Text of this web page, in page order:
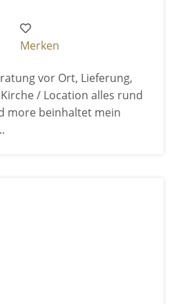
Merken
vor Ort, Lieferung,
/ Location alles rund
more beinhaltet mein